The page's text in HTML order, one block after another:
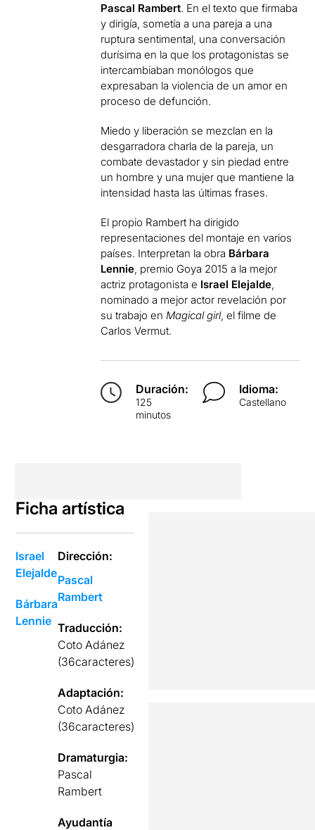
Pascal Rambert. En el texto que firmaba
y dirigía, sometía a una pareja a una
ruptura sentimental, una conversación
durísima en la que los protagonistas se
intercambiaban monólogos que
expresaban la violencia de un amor en
proceso de defunción.
Miedo y liberación se mezclan en la
desgarradora charla de la pareja, un
combate devastador y sin piedad entre
un hombre y una mujer que mantiene la
intensidad hasta las últimas frases.
El propio Rambert ha dirigido
representaciones del montaje en varios
países. Interpretan la obra Bárbara
Lennie , premio Goya 2015 a la mejor
actriz protagonista e Israel Elejalde
nominado a mejor actor revelación por
su trabajo en Magical girl, el filme de
Carlos Vermut.
Duración:
125
minutos
Idioma:
Castellano
Ficha artística
Israel
Elejalde
Bárbara
Lennie
Dirección:
Pascal
Rambert
Traducción:
Coto Adánez
(36caracteres)
Adaptación:
Coto Adánez
(36caracteres)
Dramaturgia:
Pascal
Rambert
Ayudantía